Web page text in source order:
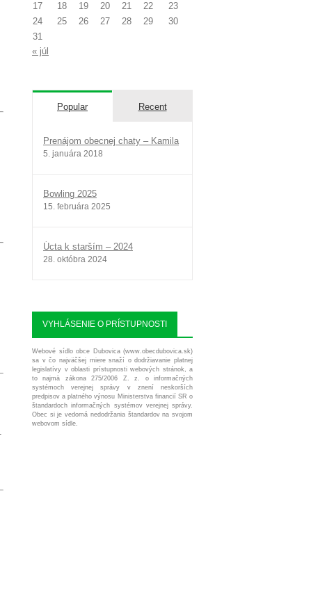
17
18 19 20 21 22
23
24
25 26 27 28 29
30
31
« júl
Popular Recent
Prenájom obecnej chaty – Kamila
5. januára 2018
Bowling 2025
15. februára 2025
Úcta k starším – 2024
28. októbra 2024
VYHLÁSENIE O PRÍSTUPNOSTI
Webové sídlo obce Dubovica (www.obecdubovica.sk)
sa v čo najväčšej miere snaží o dodržiavanie platnej
legislatívy v oblasti prístupnosti webových stránok, a
to najmä zákona 275/2006 Z. z. o informačných
systémoch verejnej správy v znení neskorších
predpisov a platného výnosu Ministerstva financií SR o
štandardoch informačných systémov verejnej správy.
Obec si je vedomá nedodržania štandardov na svojom
webovom sídle.